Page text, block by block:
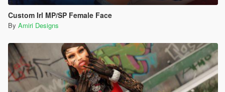
Custom Irl MP/SP Female Face
By Amiri Designs